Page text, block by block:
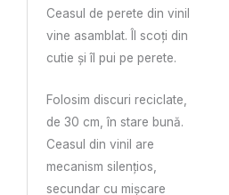
Ceasul de perete din vinil
vine asamblat. Îl scoți din
cutie și îl pui pe perete.
Folosim discuri reciclate,
de 30 cm, în stare bună.
Ceasul din vinil are
mecanism silenţios,
secundar cu mişcare